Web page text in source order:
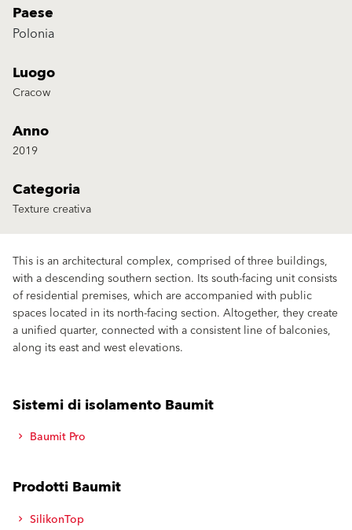
This is an architectural complex, comprised of three buildings,
with a descending southern section. Its south-facing unit consists
of residential premises, which are accompanied with public
spaces located in its north-facing section. Altogether, they create
a unified quarter, connected with a consistent line of balconies,
along its east and west elevations.
Sistemi di isolamento Baumit
Baumit Pro
Prodotti Baumit
SilikonTop
Paese
Polonia
Luogo
Cracow
Anno
2019
Categoria
Texture creativa